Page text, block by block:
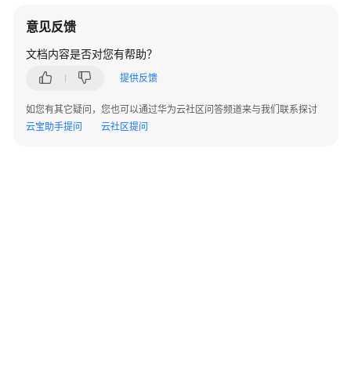
指
指
南
意见反馈
文档内容是否对您有帮助？
提供反馈
如您有其它疑问，您也可以通过华为云社区问答频道来与我们联系探讨
云宝助手提问
云社区提问